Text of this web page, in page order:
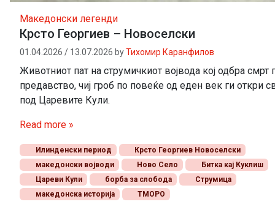
Македонски легенди
Крсто Георгиев – Новоселски
01.04.2026 / 13.07.2026 byТихомир Каранфилов
Животниот пат на струмичкиот војвода кој одбра смрт
предавство, чиј гроб по повеќе од еден век ги откри
под Царевите Кули.
Read more »
Илинденски период
Крсто Георгиев Новоселски
македонски војводи
Ново Село
Битка кај Куклиш
Цареви Кули
борба за слобода
Струмица
македонска историја
ТМОРО